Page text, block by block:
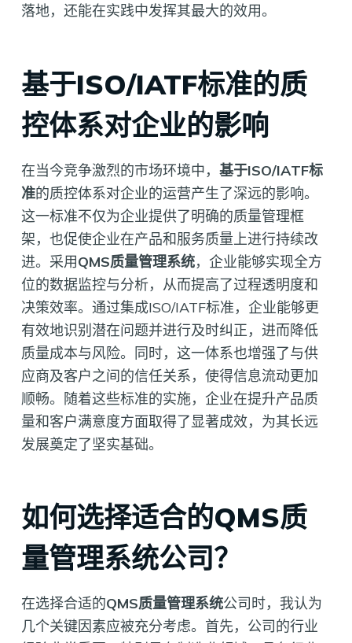
落地，还能在实践中发挥其最大的效用。
基于ISO/IATF标准的质
控体系对企业的影响
在当今竞争激烈的市场环境中， 基于ISO/IATF标
准的质控体系对企业的运营产生了深远的影响。
这一标准不仅为企业提供了明确的质量管理框
架，也促使企业在产品和服务质量上进行持续改
进。采用QMS质量管理系统，企业能够实现全方
位的数据监控与分析，从而提高了过程透明度和
决策效率。通过集成ISO/IATF标准，企业能够更
有效地识别潜在问题并进行及时纠正，进而降低
质量成本与风险。同时，这一体系也增强了与供
应商及客户之间的信任关系，使得信息流动更加
顺畅。随着这些标准的实施，企业在提升产品质
量和客户满意度方面取得了显著成效，为其长远
发展奠定了坚实基础。
如何选择适合的QMS质
量管理系统公司？
在选择合适的QMS质量管理系统公司时，我认为
几个关键因素应被充分考虑。首先，公司的行业